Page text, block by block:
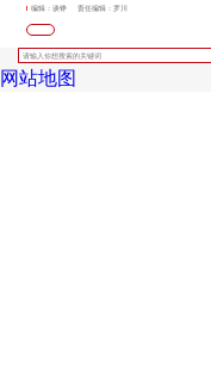
编辑：谈铮 责任编辑：罗川
网站地图